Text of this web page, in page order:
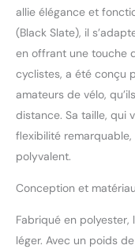
allie élégance et
(Black Slate), il
en offrant une touche
cyclistes, a été conçu
amateurs de vélo,
distance. Sa taille, qui
flexibilité
polyvalent.
Conception et
Fabriqué en polyester,
léger. Avec un poids